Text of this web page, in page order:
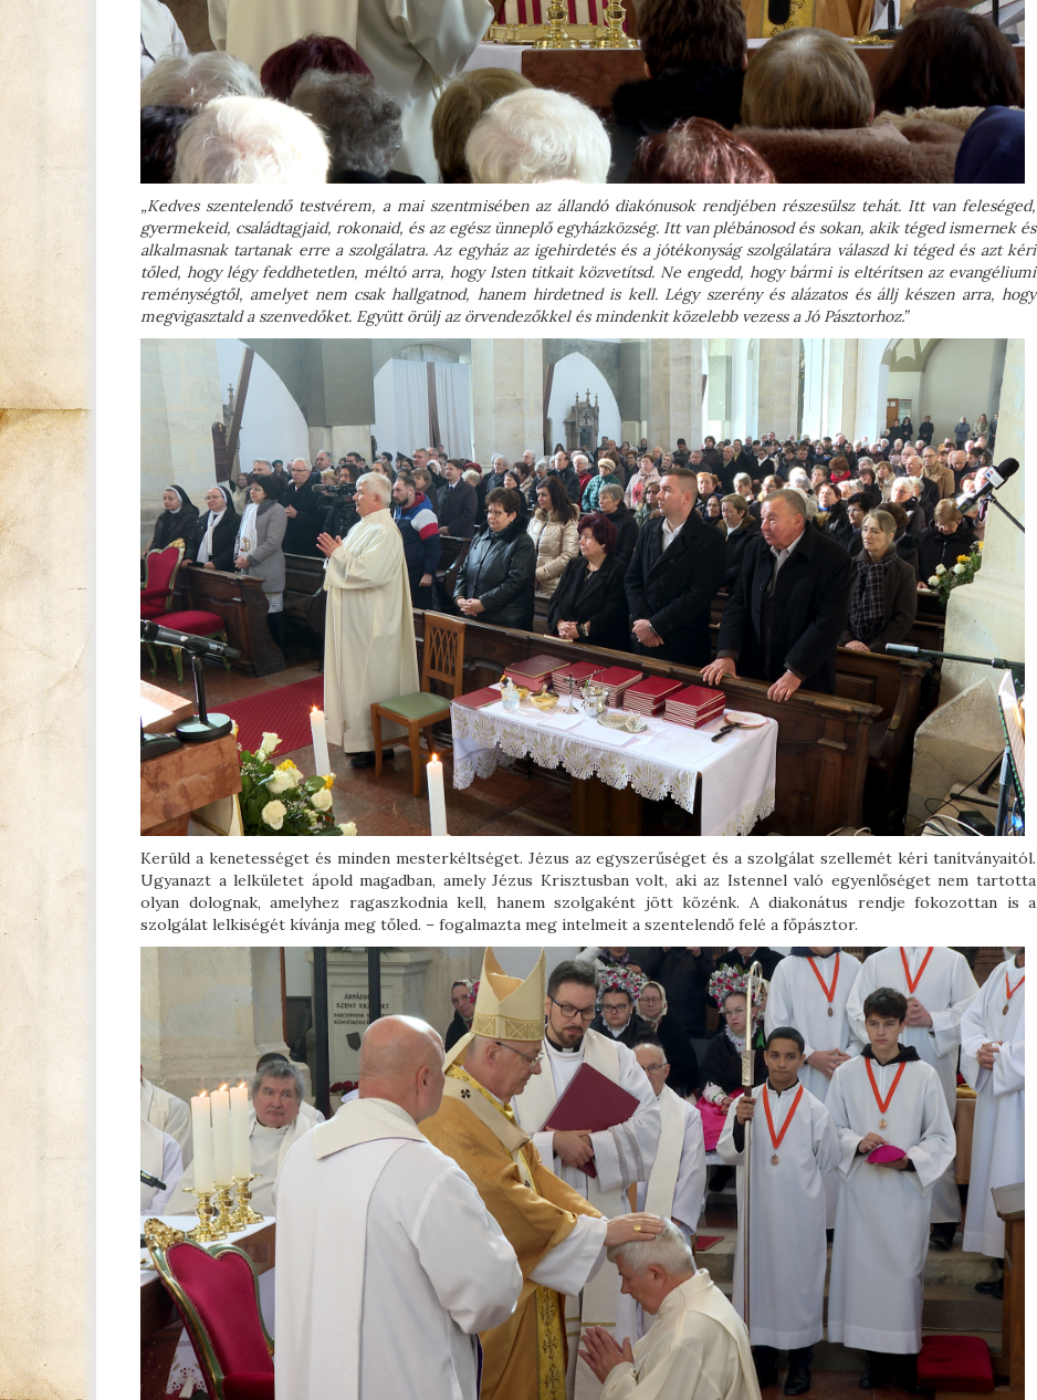
„Kedves szentelendő testvérem, a mai szentmisében az állandó diakónusok rendjében részesülsz tehát. Itt van feleséged,
gyermekeid, családtagjaid, rokonaid, és az egész ünneplő egyházközség. Itt van plébánosod és sokan, akik téged ismernek és
alkalmasnak tartanak erre a szolgálatra. Az egyház az igehirdetés és a jótékonyság szolgálatára válaszd ki téged és azt kéri
tőled, hogy légy feddhetetlen, méltó arra, hogy Isten titkait közvetítsd. Ne engedd, hogy bármi is eltérítsen az evangéliumi
reménységtől, amelyet nem csak hallgatnod, hanem hirdetned is kell. Légy szerény és alázatos és állj készen arra, hogy
megvigasztald a szenvedőket. Együtt örülj az örvendezőkkel és mindenkit közelebb vezess a Jó Pásztorhoz.”
Kerüld a kenetességet és minden mesterkéltséget. Jézus az egyszerűséget és a szolgálat szellemét kéri tanítványaitól.
Ugyanazt a lelkületet ápold magadban, amely Jézus Krisztusban volt, aki az Istennel való egyenlőséget nem tartotta
olyan dolognak, amelyhez ragaszkodnia kell, hanem szolgaként jött közénk. A diakonátus rendje fokozottan is a
szolgálat lelkiségét kívánja meg tőled. – fogalmazta meg intelmeit a szentelendő felé a főpásztor.